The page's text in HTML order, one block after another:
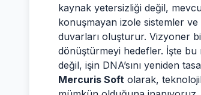
kaynak yetersizliği değil,
konuşmayan izole sistemler
duvarları oluşturur. Vizyoner
dönüştürmeyi hedefler. İşte bu
değil, işin DNA’sını yeniden
Mercuris Soft olarak,